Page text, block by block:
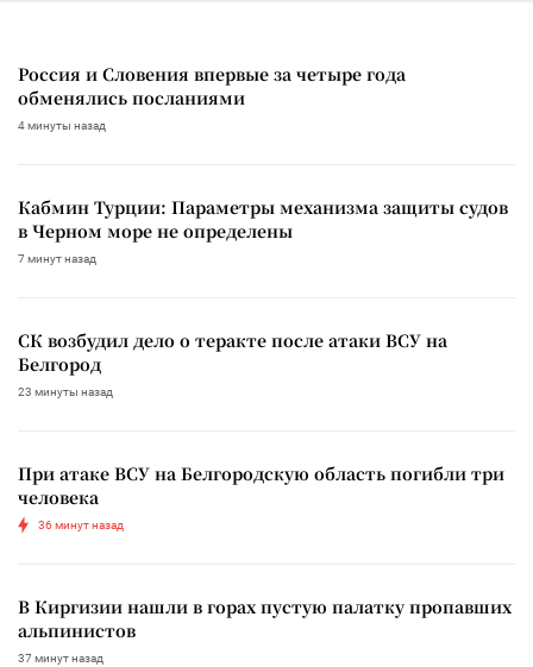
Россия и Словения впервые за четыре года
обменялись посланиями
4 минуты назад
Кабмин Турции: Параметры механизма защиты судов
в Черном море не определены
7 минут назад
СК возбудил дело о теракте после атаки ВСУ на
Белгород
23 минуты назад
При атаке ВСУ на Белгородскую область погибли три
человека
36 минут назад
В Киргизии нашли в горах пустую палатку пропавших
альпинистов
37 минут назад